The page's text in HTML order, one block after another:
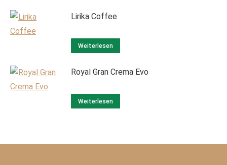
Lirika Coffee
Weiterlesen
Royal Gran Crema Evo
Weiterlesen